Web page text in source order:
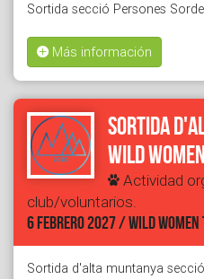
Sortida secció Persones
Más información
Sortida
Wild
Actividad
club/voluntarios.
6 FEBRERO 2027 / WILD WOMEN
Sortida d'alta muntanya